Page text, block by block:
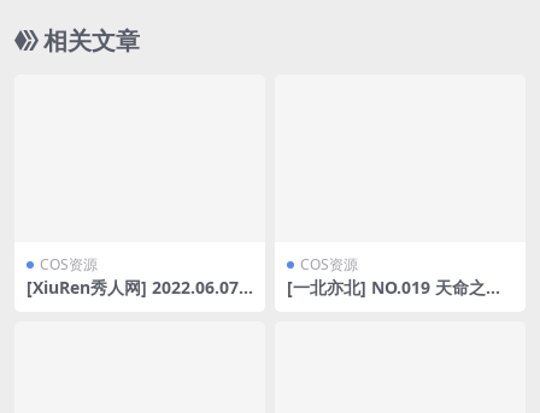
相关文章
COS资源
[XiuRen秀人网] 2022.06.07
COS资源
[一北亦北] NO.019 天命之子